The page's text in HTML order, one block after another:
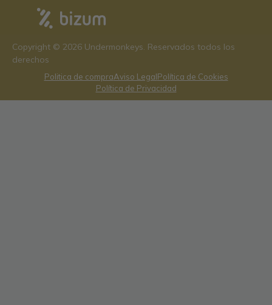
Copyright © 2026 Undermonkeys. Reservados todos los
derechos
Politica de compraAviso LegalPolítica de Cookies
Política de Privacidad